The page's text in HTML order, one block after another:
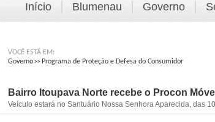
Início Blumenau Governo
VOCÊ ESTÁ EM:
Governo >> Programa de Proteção e Defesa do Consumidor
Bairro Itoupava Norte recebe o Procon
Veículo estará no Santuário Nossa Senhora Aparecida, das